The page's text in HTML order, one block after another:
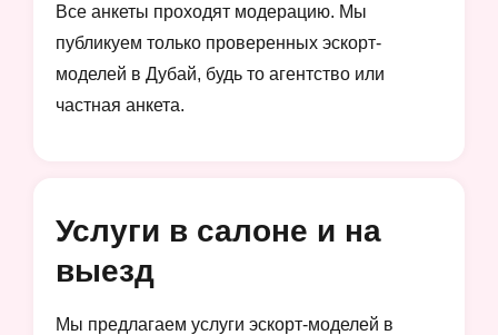
Все анкеты проходят модерацию. Мы
публикуем только проверенных эскорт-
моделей в Дубай, будь то агентство или
частная анкета.
Услуги в салоне и на
выезд
Мы предлагаем услуги эскорт-моделей в